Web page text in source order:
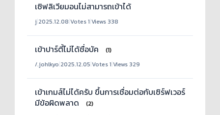
เซิฟลิเวียมอนไม่สามารถเข้าได้
j|2025.12.08|Votes 1|Views 338
เข้าปาร์ตี้ไม่ได้ชื่อบัค
(1)
/.johlkyo|2025.12.05|Votes 1|Views 329
เข้าเกมส์ไม่ได้ครับ ขึ้นการเชื่อมต่อกับเซิร์ฟเวอร์
มีข้อผิดพลาด
(2)